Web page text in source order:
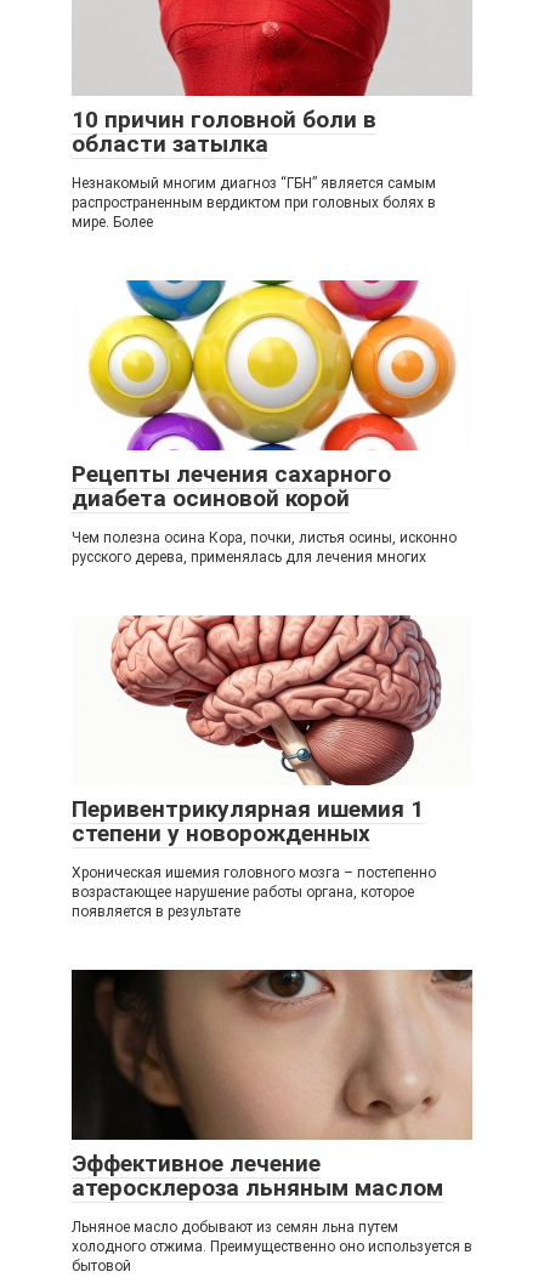
10 причин головной боли в
области затылка
Незнакомый многим диагноз “ГБН” является самым
распространенным вердиктом при головных болях в
мире. Более
Рецепты лечения сахарного
диабета осиновой корой
Чем полезна осина Кора, почки, листья осины, исконно
русского дерева, применялась для лечения многих
Перивентрикулярная ишемия 1
степени у новорожденных
Хроническая ишемия головного мозга – постепенно
возрастающее нарушение работы органа, которое
появляется в результате
Эффективное лечение
атеросклероза льняным маслом
Льняное масло добывают из семян льна путем
холодного отжима. Преимущественно оно используется в
бытовой